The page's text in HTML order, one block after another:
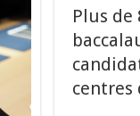
Plus de
centres